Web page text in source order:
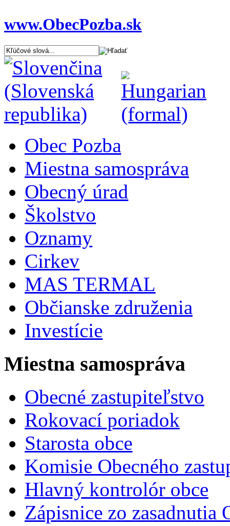
www.ObecPozba.sk
Obec Pozba
Miestna samospráva
Obecný úrad
Školstvo
Oznamy
Cirkev
MAS TERMAL
Občianske združenia
Investície
Miestna samospráva
Obecné zastupiteľstvo
Rokovací poriadok
Starosta obce
Komisie Obecného
Hlavný kontrolór obce
Zápisnice zo zasadnutia